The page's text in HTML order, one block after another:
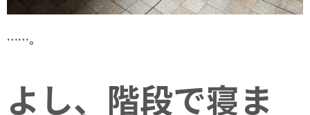
……。
よし、階段で寝ま